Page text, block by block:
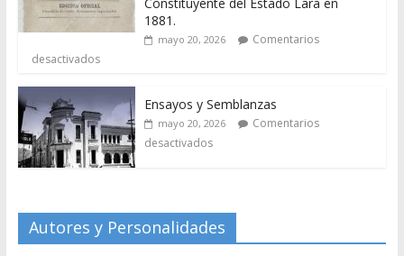
Constituyente del Estado Lara en
1881.
mayo 20, 2026
Comentarios
desactivados
Ensayos y Semblanzas
mayo 20, 2026
Comentarios
desactivados
Autores y Personalidades